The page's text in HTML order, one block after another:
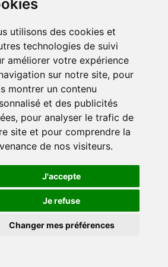
utilisons des cookies et
technologies de suivi
améliorer votre expérience
sur notre site, pour
montrer un contenu
et des publicités
pour analyser le trafic de
site et pour comprendre la
de nos visiteurs.
J'accepte
Je refuse
Changer mes préférences
information)